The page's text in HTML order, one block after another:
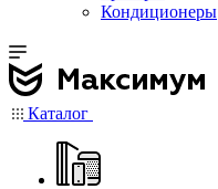
Кондиционеры
Каталог